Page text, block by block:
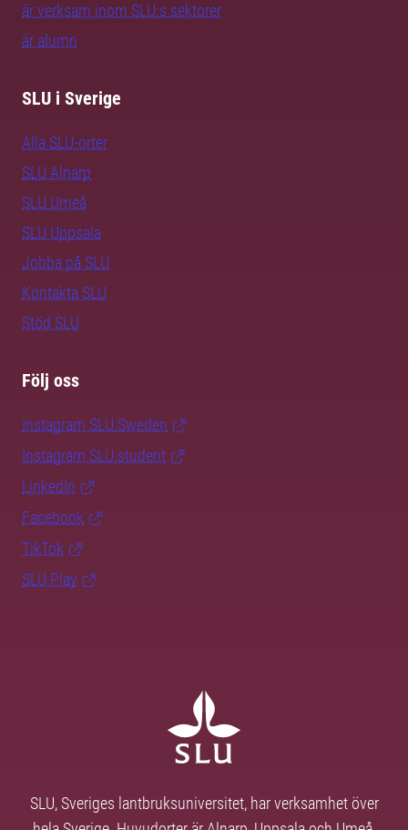
är verksam inom SLU:s sektorer
är alumn
SLU i Sverige
Alla SLU-orter
SLU Alnarp
SLU Umeå
SLU Uppsala
Jobba på SLU
Kontakta SLU
Stöd SLU
Följ oss
Instagram SLU.Sweden
Instagram SLU.student
LinkedIn
Facebook
TikTok
SLU Play
SLU, Sveriges lantbruksuniversitet, har verksamhet över